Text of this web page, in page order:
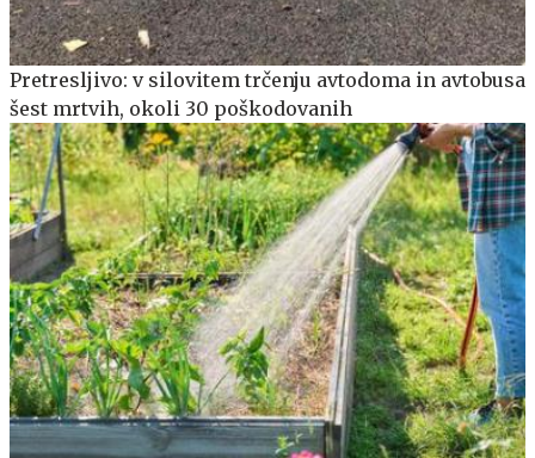
Pretresljivo: v silovitem trčenju avtodoma in avtobusa
šest mrtvih, okoli 30 poškodovanih